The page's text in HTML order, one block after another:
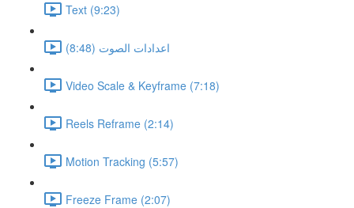
Text (9:23)
اعدادات الصوت (8:48)
Video Scale & Keyframe (7:18)
Reels Reframe (2:14)
Motion Tracking (5:57)
Freeze Frame (2:07)